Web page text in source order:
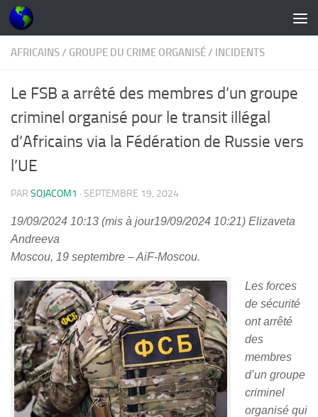
Skip to content
AFRICAINS/ GROUPE DU CRIME ORGANISÉ/ INCIDENTS
Le FSB a arrêté des membres d’un groupe
criminel organisé pour le transit illégal
d’Africains via la Fédération de Russie vers
l’UE
PAR SOJACOM1 · SEPTEMBRE 19, 2024
19/09/2024 10:13 (mis à jour19/09/2024 10:21) Elizaveta
Andreeva
Moscou, 19 septembre – AiF-Moscou.
Les forces
de sécurité
ont arrêté
des
membres
d’un groupe
criminel
organisé qui